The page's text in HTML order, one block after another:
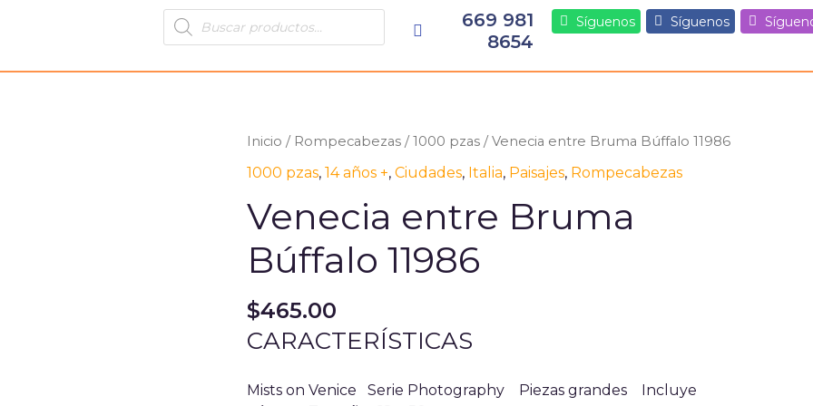
Products
search
669 981
8654
Síguenos Síguenos
Inicio / Rompecabezas /1000 pzas / Venecia entre Bruma Búffalo 11986
1000 pzas, 14 años +, Ciudades, Italia, Paisajes, Rompecabezas
Venecia entre Bruma
Búffalo 11986
$465.00
CARACTERÍSTICAS
Mists on Venice Serie Photography Piezas grandes Incluye
Venecia
Bruma
Búffalo
11986
cantidad